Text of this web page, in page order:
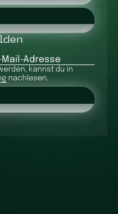
Mail-Adresse
kannst du in
nachlesen.